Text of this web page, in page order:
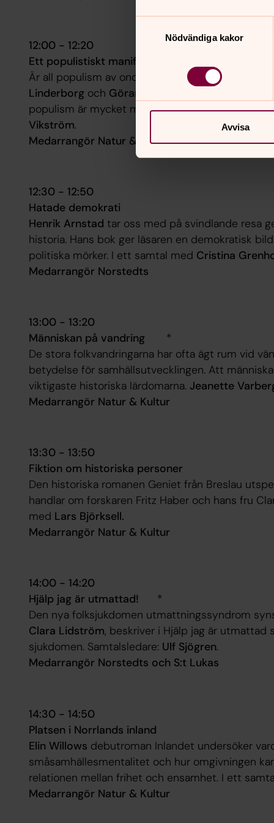
Nödvändiga kakor
Avvisa
12:00 - 12:20
Ett populistiskt manifest!
Är all populism av ondo? Vad innebär egentligen
Linderborgoch Göran Greider
populism är mycket mer än bara ett tillhygge i
Vikström.
Medarrangör Natur & Kultur
12:30 - 12:50
Hatade demokrati
Henrik Arnstad tar oss med på svindlande resa
historia. Hans bok ger läsaren en demokratisk
politiska mörker. I ett samtal med Cristina
Medarrangör Norstedts
13:00 - 13:20
Människan på vandring
*
De stora folkvandringarna har ofta ägt rum vid
betydelse för samhällsutvecklingen. Att
viktigaste historiska lärdomarna. Jeanette
Medarrangör Natur & Kultur
13:30 - 13:50
Fiktion om historiska personer
Den historiska romanen Geniet från Breslau
handlar om forskaren Fritz Haber och hans fru
med Lars Björksell.
Medarrangör Natur & Kultur
14:00 - 14:20
Hjälp jag är utmattad!
*
Den nya folksjukdomen utmattningssyndrom
Clara Lidström, beskriver i Hjälp jag är utmattad
sjukdomen. Samtalsledare: Ulf Sjögren.
Medarrangör Norstedts och S:t Lukas
14:30 - 14:50
Platsen i Norrlands inland
Elin Willows debutroman Inlandet undersöker
småsamhällesmentalitet och hur omgivningen
relationen mellan frihet och ensamhet. I ett
Medarrangör Natur & Kultur